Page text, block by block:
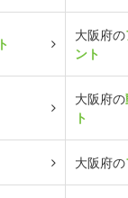
大阪府の
ント
大阪府の
ト
大阪府の